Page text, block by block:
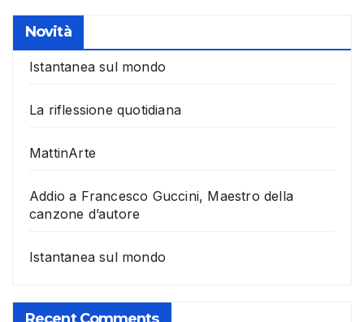
Novità
Istantanea sul mondo
La riflessione quotidiana
MattinArte
Addio a Francesco Guccini, Maestro della
canzone d’autore
Istantanea sul mondo
Recent Comments